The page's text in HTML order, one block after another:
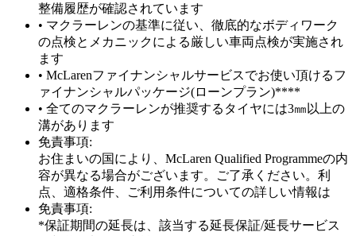
整備履歴が確認されています
• マクラーレンの基準に従い、徹底的なボディワーク
の点検とメカニックによる厳しい車両点検が実施され
ます
• McLarenファイナンシャルサービスでお使い頂けるフ
ァイナンシャルパッケージ(ローンプラン)****
• 全てのマクラーレンが推奨するタイヤには3㎜以上の
溝があります
免責事項:
お住まいの国により、McLaren Qualified Programmeの内
容が異なる場合がございます。ご了承ください。利
点、適格条件、ご利用条件についての詳しい情報は
免責事項:
*保証期間の延長は、該当する延長保証/延長サービス